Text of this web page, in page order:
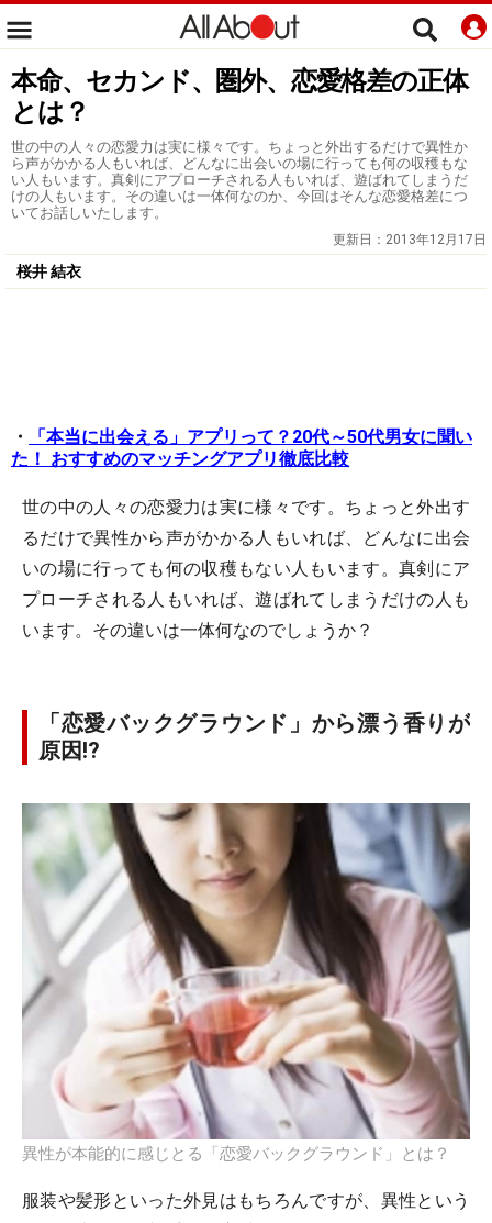
本命、セカンド、圏外、恋愛格差の正体
とは？
世の中の人々の恋愛力は実に様々です。ちょっと外出するだけで異性か
ら声がかかる人もいれば、どんなに出会いの場に行っても何の収穫もな
い人もいます。真剣にアプローチされる人もいれば、遊ばれてしまうだ
けの人もいます。その違いは一体何なのか、今回はそんな恋愛格差につ
いてお話しいたします。
更新日： 2013年12月17日
桜井 結衣
・
「本当に出会える」アプリって？20代～50代男女に聞い
た！ おすすめのマッチングアプリ徹底比較
世の中の人々の恋愛力は実に様々です。ちょっと外出す
るだけで異性から声がかかる人もいれば、どんなに出会
いの場に行っても何の収穫もない人もいます。真剣にア
プローチされる人もいれば、遊ばれてしまうだけの人も
います。その違いは一体何なのでしょうか？
「恋愛バックグラウンド」から漂う香りが
原因!?
異性が本能的に感じとる「恋愛バックグラウンド」とは？
服装や髪形といった外見はもちろんですが、異性という